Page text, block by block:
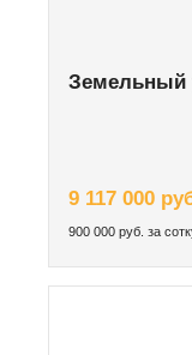
Земельный
9 117 000
900 000 руб. за